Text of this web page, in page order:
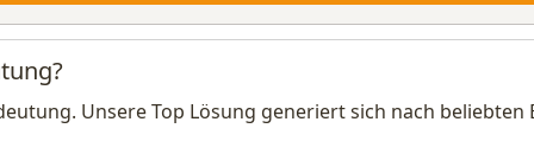
Unsere Top Lösung generiert sich nach beliebten